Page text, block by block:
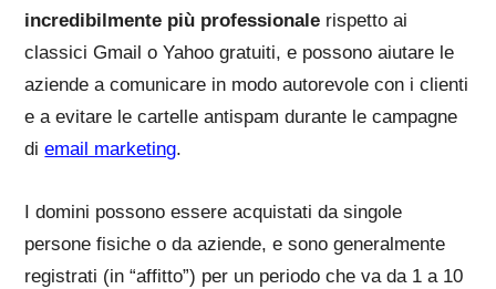
incredibilmente più professionale rispetto ai
classici Gmail o Yahoo gratuiti, e possono aiutare le
aziende a comunicare in modo autorevole con i clienti
e a evitare le cartelle antispam durante le campagne
diemail marketing.
I domini possono essere acquistati da singole
persone fisiche o da aziende, e sono generalmente
registrati (in “affitto”) per un periodo che va da 1 a 10